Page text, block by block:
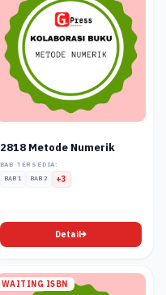
2818 Metode Numerik
BAB TERSEDIA:
BAB 1
BAB 2 +3
Detail
WAITING ISBN